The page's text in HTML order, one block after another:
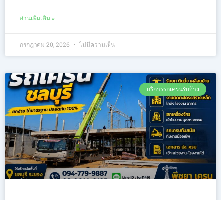
อ่านเพิ่มเติม »
กรกฎาคม 20, 2026 ไม่มีความเห็น
บริการรถเครนรับจ้าง